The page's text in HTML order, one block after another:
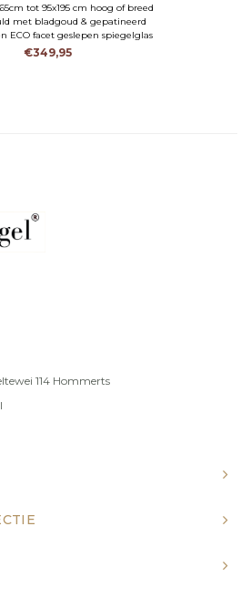
tot 95x195 cm hoog of breed
met bladgoud & gepatineerd
ECO facet geslepen spiegelglas
€349,95
114 Hommerts